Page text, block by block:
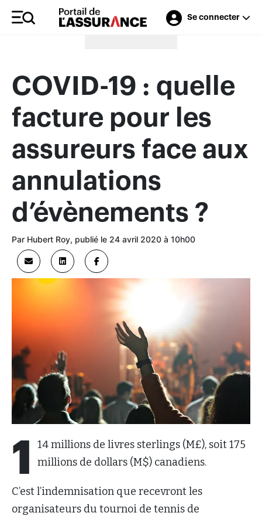
Se connecter
Merci à nos annonceurs
COVID-19 : quelle
facture pour les
assureurs face aux
annulations
d’évènements ?
Par Hubert Roy, publié le 24 avril 2020 à 10h00
1
14 millions de livres sterlings (M£), soit 175
millions de dollars (M$) canadiens.
C’est l’indemnisation que recevront les
organisateurs du tournoi de tennis de